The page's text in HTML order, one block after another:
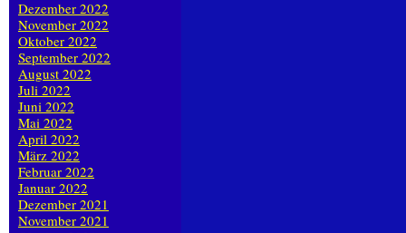
Dezember 2022
November 2022
Oktober 2022
September 2022
August 2022
Juli 2022
Juni 2022
Mai 2022
April 2022
März 2022
Februar 2022
Januar 2022
Dezember 2021
November 2021